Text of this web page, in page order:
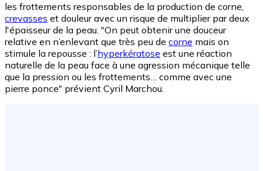
les frottements responsables de la production de corne,
crevasses et douleur avec un risque de multiplier par deux
l'épaisseur de la peau. "On peut obtenir une douceur
relative en n’enlevant que très peu de corne mais on
stimule la repousse : l’hyperkératose est une réaction
naturelle de la peau face à une agression mécanique telle
que la pression ou les frottements… comme avec une
pierre ponce" prévient Cyril Marchou.